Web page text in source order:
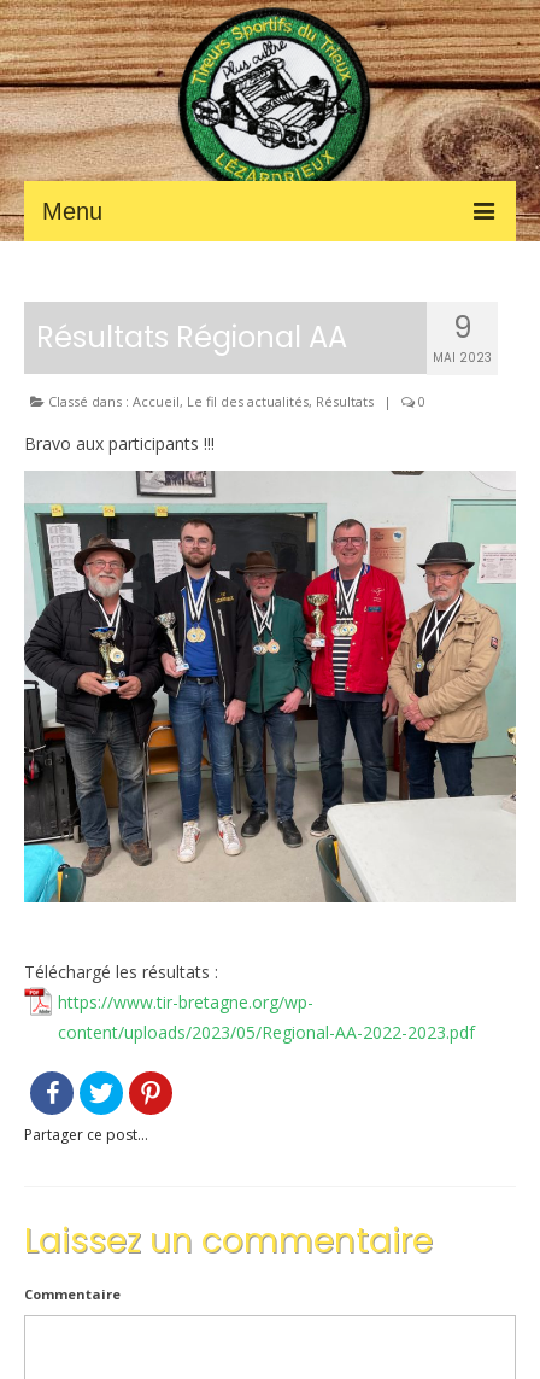
Menu
Fil des ACTUALITÉS
Petites annonces
LE CLUB
Les renseignements pratiques
Le règlement intérieur TST
Les réglementations et documents
Les règles de sécurité
Les tirs pratiqués
Les équipements
Les disciplines Armes Anciennes
Les catégories d’âges FFTIR
Présentation
Inscription 10M Centre Ville
COMPÉTITIONS
Inscriptions
Compétitions
9
MAI 2023
Résultats Régional AA
Classé dans : Accueil, Le fil des actualités, Résultats | 0
Bravo aux participants !!!
Téléchargé les résultats :
https://www.tir-bretagne.org/wp-
content/uploads/2023/05/Regional-AA-2022-2023.pdf
Partager ce post...
Laissez un commentaire
Commentaire